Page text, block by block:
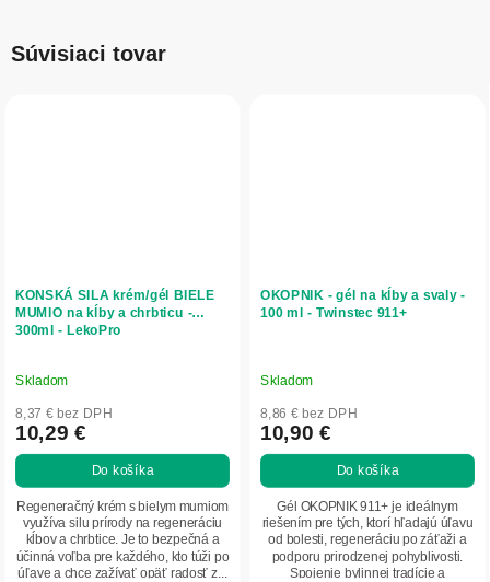
Súvisiaci tovar
KONSKÁ SILA krém/gél BIELE
MUMIO na kĺby a chrbticu -
300ml - LekoPro
Skladom
8,37 € bez DPH
10,29 €
Do košíka
Regeneračný krém s bielym mumiom
využíva silu prírody na regeneráciu
kĺbov a chrbtice. Je to bezpečná a
účinná voľba pre každého, kto túži po
úľave a chce zažívať opäť radosť z...
OKOPNIK - gél na kĺby a svaly -
100 ml - Twinstec 911+
Skladom
8,86 € bez DPH
10,90 €
Do košíka
Gél OKOPNIK 911+ je ideálnym
riešením pre tých, ktorí hľadajú úľavu
od bolesti, regeneráciu po záťaži a
podporu prirodzenej pohyblivosti.
Spojenie bylinnej tradície a